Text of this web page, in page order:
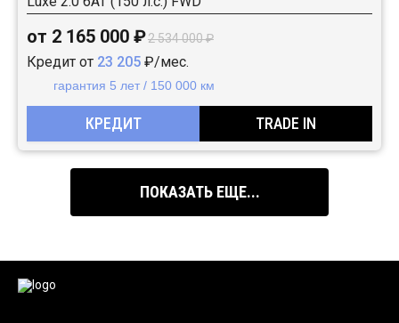
от 2 165 000 ₽2 534 000 ₽
Кредит от 23 205 ₽/мес.
гарантия 5 лет / 150 000 км
КРЕДИТ TRADE IN
ПОКАЗАТЬ ЕЩЕ...